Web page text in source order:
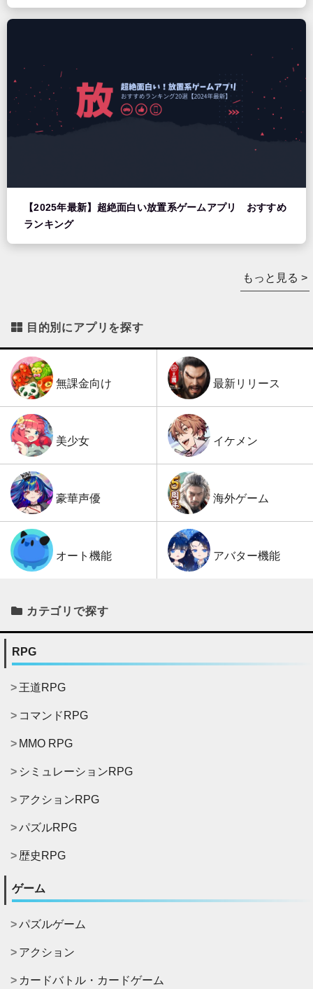
【2025年最新】超絶面白い放置系ゲームアプリ おすすめ
ランキング
もっと見る >
目的別にアプリを探す
無課金向け 最新リリース
美少女 イケメン
豪華声優 海外ゲーム
オート機能 アバター機能
カテゴリで探す
RPG
王道RPG
コマンドRPG
MMO RPG
シミュレーションRPG
アクションRPG
パズルRPG
歴史RPG
ゲーム
パズルゲーム
アクション
カードバトル・カードゲーム